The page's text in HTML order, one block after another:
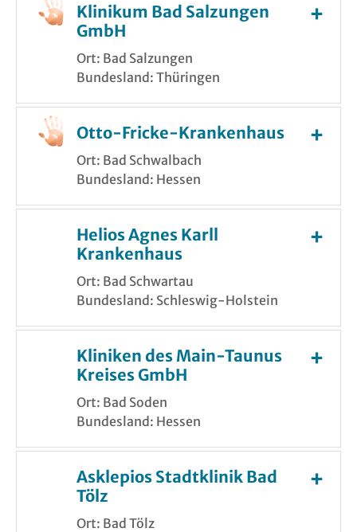
Klinikum Bad Salzungen
GmbH
Ort: Bad Salzungen
Bundesland: Thüringen
Otto-Fricke-Krankenhaus
Ort: Bad Schwalbach
Bundesland: Hessen
Helios Agnes Karll
Krankenhaus
Ort: Bad Schwartau
Bundesland: Schleswig-Holstein
Kliniken des Main-Taunus
Kreises GmbH
Ort: Bad Soden
Bundesland: Hessen
Asklepios Stadtklinik Bad
Tölz
Ort: Bad Tölz